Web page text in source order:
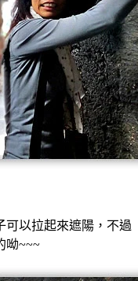
可以拉起來遮陽，不過
呦~~~